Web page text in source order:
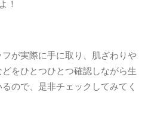
！
が実際に手に取り、肌ざわりや
をひとつひとつ確認しながら生
ので、是非チェックしてみてく